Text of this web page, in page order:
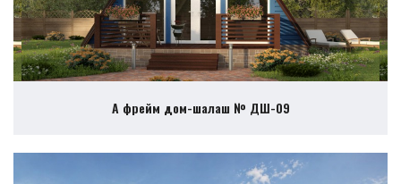
А фрейм дом-шалаш № ДШ-09